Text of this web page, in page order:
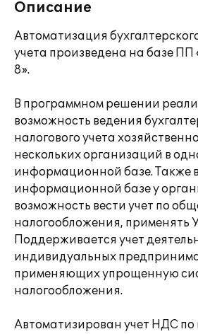
Описание
Автоматизация
учета произведена на базе ПП
8».
В программном решении
возможность ведения
налогового учета
нескольких организаций в
информационной базе. Также
информационной базе у
возможность вести учет по
налогообложения, применять
Поддерживается учет
индивидуальных
применяющих упрощенную
налогообложения.
Автоматизирован учет НДС